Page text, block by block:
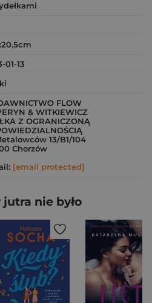
01-13
FLOW
& WITKIEWICZ
Z OGRANICZONĄ
13/B1/104
Chorzów
[email protected]
nie było